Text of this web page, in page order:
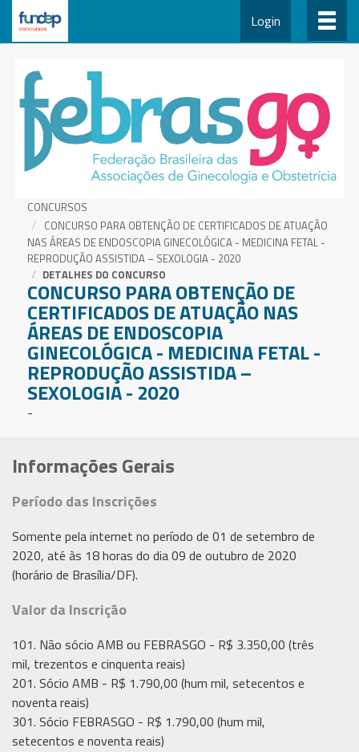
Login
CONCURSOS
CONCURSO PARA OBTENÇÃO DE CERTIFICADOS DE ATUAÇÃO
NAS ÁREAS DE ENDOSCOPIA GINECOLÓGICA - MEDICINA FETAL -
REPRODUÇÃO ASSISTIDA – SEXOLOGIA - 2020
DETALHES DO CONCURSO
CONCURSO PARA OBTENÇÃO DE
CERTIFICADOS DE ATUAÇÃO NAS
ÁREAS DE ENDOSCOPIA
GINECOLÓGICA - MEDICINA FETAL -
REPRODUÇÃO ASSISTIDA –
SEXOLOGIA - 2020
-
Informações Gerais
Período das Inscrições
Somente pela internet no período de 01 de setembro de
2020, até às 18 horas do dia 09 de outubro de 2020
(horário de Brasília/DF).
Valor da Inscrição
101. Não sócio AMB ou FEBRASGO - R$ 3.350,00 (três
mil, trezentos e cinquenta reais)
201. Sócio AMB - R$ 1.790,00 (hum mil, setecentos e
noventa reais)
301. Sócio FEBRASGO - R$ 1.790,00 (hum mil,
setecentos e noventa reais)